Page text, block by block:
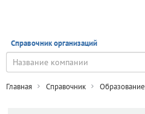
Справочник организаций
Главная Справочник Образование